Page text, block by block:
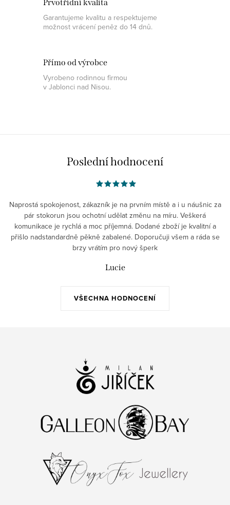
Prvotřídní kvalita
Garantujeme kvalitu a respektujeme
možnost vrácení peněz do 14 dnů.
Přímo od výrobce
Vyrobeno rodinnou firmou
v Jablonci nad Nisou.
Poslední hodnocení
VŠECHNA HODNOCENÍ
Naprostá spokojenost, zákazník je na prvním místě a i u náušnic za
pár stokorun jsou ochotní udělat změnu na míru. Veškerá
komunikace je rychlá a moc příjemná. Dodané zboží je kvalitní a
přišlo nadstandardně pěkně zabalené. Doporučuji všem a ráda se
brzy vrátím pro nový šperk
Lucie